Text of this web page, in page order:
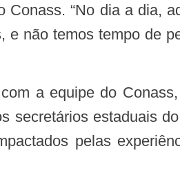
“No dia a dia,
não temos tempo de
secretários estaduais
pelas